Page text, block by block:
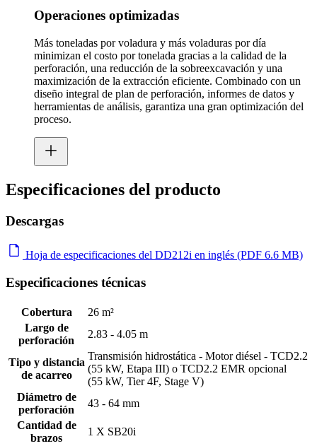
Operaciones optimizadas
Más toneladas por voladura y más voladuras por día
minimizan el costo por tonelada gracias a la calidad de la
perforación, una reducción de la sobreexcavación y una
maximización de la extracción eficiente. Combinado con un
diseño integral de plan de perforación, informes de datos y
herramientas de análisis, garantiza una gran optimización del
proceso.
Especificaciones del producto
Descargas
Hoja de especificaciones del DD212i en inglés (PDF 6.6 MB)
Especificaciones técnicas
Cobertura
26 m²
Largo de
perforación
2.83 - 4.05 m
Tipo y distancia
de acarreo
Transmisión hidrostática - Motor diésel - TCD2.2
(55 kW, Etapa III) o TCD2.2 EMR opcional
(55 kW, Tier 4F, Stage V)
Diámetro de
perforación
43 - 64 mm
Cantidad de
brazos
1 X SB20i